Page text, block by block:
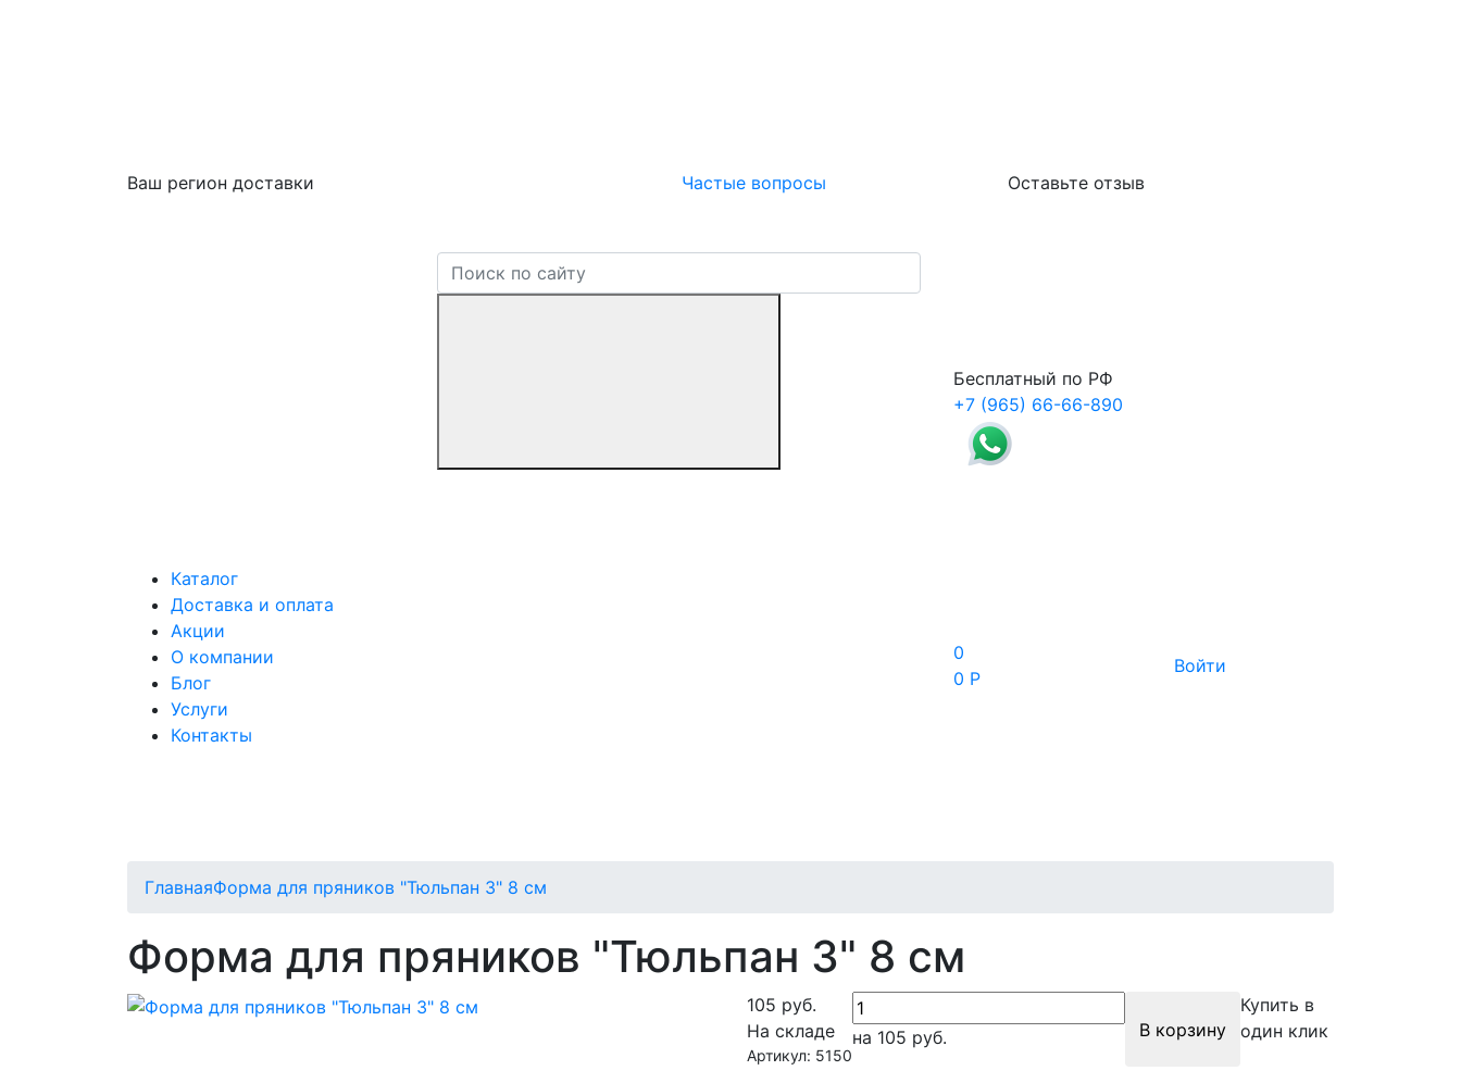
Ваш регион доставки Частые вопросы Оставьте отзыв
Бесплатный по РФ
+7 (965) 66-66-890
Каталог
Доставка и оплата
Акции
О компании
Блог
Услуги
Контакты
0
0 Р
Войти
ГлавнаяФорма для пряников "Тюльпан 3" 8 см
Форма для пряников "Тюльпан 3" 8 см
105 руб.
На складе
Артикул: 5150
на 105 руб. В корзину
Купить в
один клик